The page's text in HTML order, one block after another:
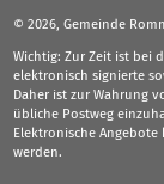
©2026, Gemeinde
Wichtig: Zur Zeit ist bei
elektronisch signierte
Daher ist zur Wahrung
übliche Postweg
Elektronische
werden.